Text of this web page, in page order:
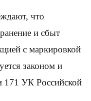
что
и сбыт
с маркировкой
законом и
171 УК Российской